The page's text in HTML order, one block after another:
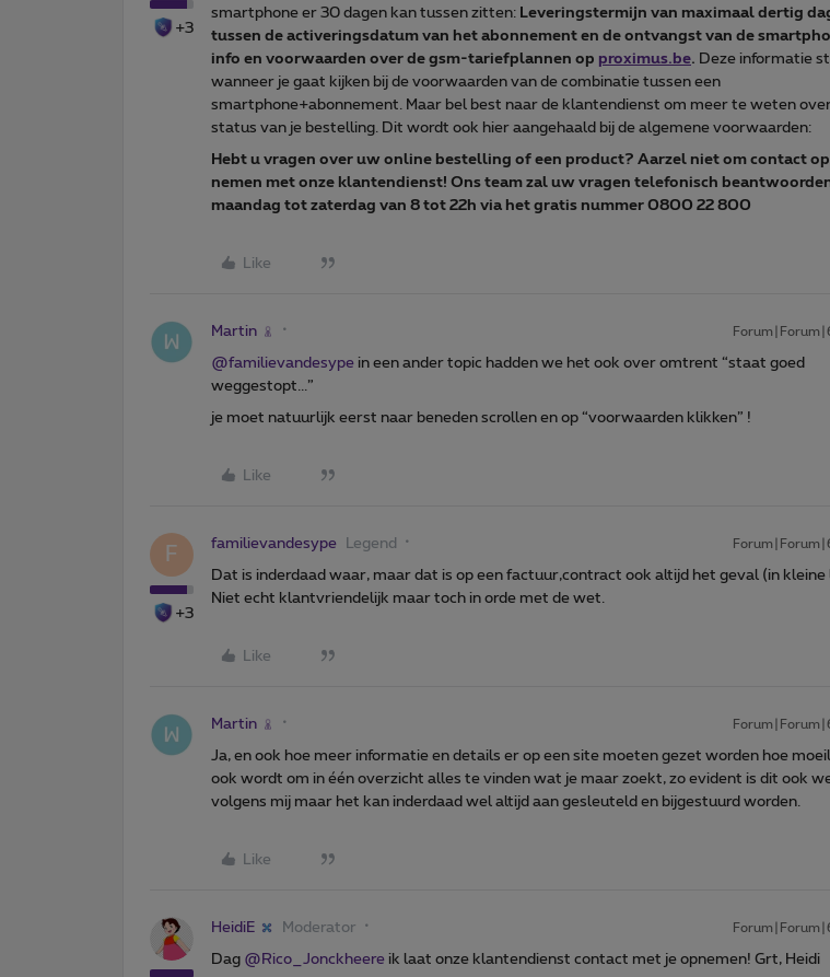
+3
smartphone er 30 dagen kan tussen zitten: Leveringstermijn van maximaal dertig
tussen de activeringsdatum van het abonnement en de ontvangst van de
info en voorwaarden over de gsm-tariefplannen op proximus.be. Deze informatie
wanneer je gaat kijken bij de voorwaarden van de combinatie tussen een
smartphone+abonnement. Maar bel best naar de klantendienst om meer te weten
status van je bestelling. Dit wordt ook hier aangehaald bij de algemene voorwaarden:
Hebt u vragen over uw online bestelling of een product? Aarzel niet om contact
nemen met onze klantendienst! Ons team zal uw vragen telefonisch
maandag tot zaterdag van 8 tot 22h via het gratis nummer 0800 22 800​​​​​​​
Like
Martin
@familievandesype in een ander topic hadden we het ook over omtrent “staat goed
weggestopt...”
je moet natuurlijk eerst naar beneden scrollen en op “voorwaarden klikken” !
Like
F
+3
familievandesype Legend
Dat is inderdaad waar, maar dat is op een factuur,contract ook altijd het geval (in kleine
Niet echt klantvriendelijk maar toch in orde met de wet.
Like
Martin
Ja, en ook hoe meer informatie en details er op een site moeten gezet worden hoe
ook wordt om in één overzicht alles te vinden wat je maar zoekt, zo evident is dit ook
volgens mij maar het kan inderdaad wel altijd aan gesleuteld en bijgestuurd worden.
Like
HeidiE Moderator
Dag @Rico_Jonckheere ik laat onze klantendienst contact met je opnemen! Grt, Heidi